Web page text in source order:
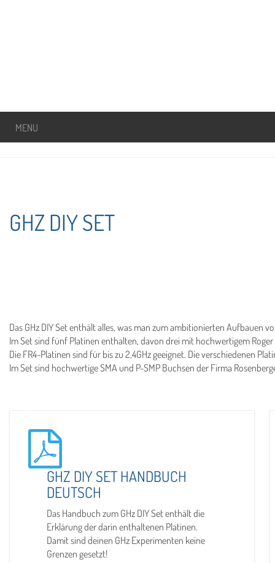
MENU
GHZ DIY SET
Das GHz DIY Set enthält alles, was man zum ambitionierten Aufbauen
Im Set sind fünf Platinen enthalten, davon drei mit hochwertigem
Die FR4-Platinen sind für bis zu 2,4GHz geeignet. Die verschiedenen
Im Set sind hochwertige SMA und P-SMP Buchsen der Firma
GHZ DIY SET HANDBUCH
DEUTSCH
Das Handbuch zum GHz DIY Set enthält die
Erklärung der darin enthaltenen Platinen.
Damit sind deinen GHz Experimenten keine
Grenzen gesetzt!